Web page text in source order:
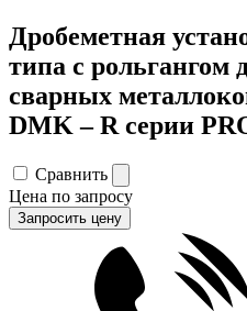
Дробеметная
типа с рольгангом
сварных
DMK – R серии
Сравнить
Цена по запросу
Запросить цену